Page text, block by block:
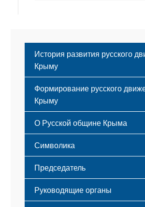
История развития русского
Крыму
Формирование русского
Крыму
Русский Крым
О Русской общине Крыма
Этапы становления
Принципы деятельности
Структура
Мероприятия
Символика
Флаг
Герб
Гимн
Председатель
Руководящие органы